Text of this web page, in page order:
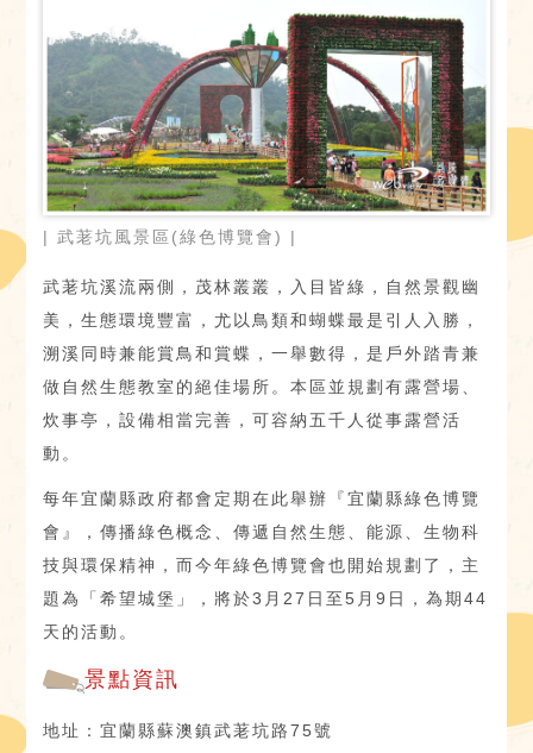
| 武荖坑風景區(綠色博覽會) |
武荖坑溪流兩側，茂林叢叢，入目皆綠，自然景觀幽
美，生態環境豐富，尤以鳥類和蝴蝶最是引人入勝，
溯溪同時兼能賞鳥和賞蝶，一舉數得，是戶外踏青兼
做自然生態教室的絕佳場所。本區並規劃有露營場、
炊事亭，設備相當完善，可容納五千人從事露營活
動。
每年宜蘭縣政府都會定期在此舉辦『宜蘭縣綠色博覽
會』，傳播綠色概念、傳遞自然生態、能源、生物科
技與環保精神，而今年綠色博覽會也開始規劃了，主
題為「希望城堡」，將於3月27日至5月9日，為期44
天的活動。
景點資訊
地址：宜蘭縣蘇澳鎮武荖坑路75號